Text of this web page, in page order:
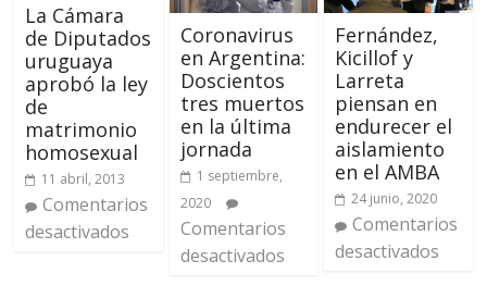
La Cámara
de Diputados
uruguaya
aprobó la ley
de
matrimonio
homosexual
11 abril, 2013
Comentarios
desactivados
Coronavirus
en Argentina:
Doscientos
tres muertos
en la última
jornada
1 septiembre,
2020
Comentarios
desactivados
Fernández,
Kicillof y
Larreta
piensan en
endurecer el
aislamiento
en el AMBA
24 junio, 2020
Comentarios
desactivados